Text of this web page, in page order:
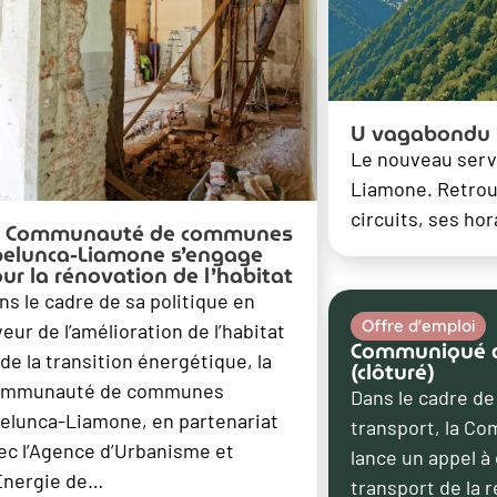
Communauté de communes
Liamone s’engage
la rénovation de l’habitat
le cadre de sa politique en
de l’amélioration de l’habitat
la transition énergétique, la
de communes
Liamone, en partenariat
l’Agence d’Urbanisme et
de…
U vagabondu
Le nouveau
Liamone.
circuits, ses
Offre d'emploi
Communiqué
(clôturé)
Dans le cadre
transport, la
lance un appel
transport de la